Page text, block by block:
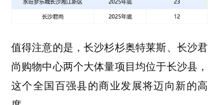
值得注意的是，长沙杉杉奥特莱斯、长沙君
尚购物中心两个大体量项目均位于长沙县 ，
这个全国百强县的商业发展将迈向新的高